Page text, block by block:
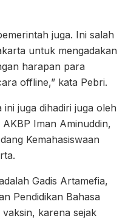
juga. Ini salah
untuk mengadakan
harapan para
offline,” kata Pebri.
ini juga dihadiri juga oleh
Iman Aminuddin,
Kemahasiswaan
Gadis Artamefia,
Pendidikan Bahasa
karena sejak